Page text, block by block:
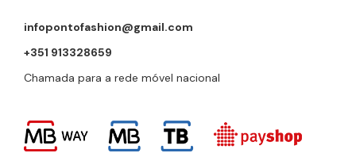
infopontofashion@gmail.com
+351 913328659
Chamada para a rede móvel nacional